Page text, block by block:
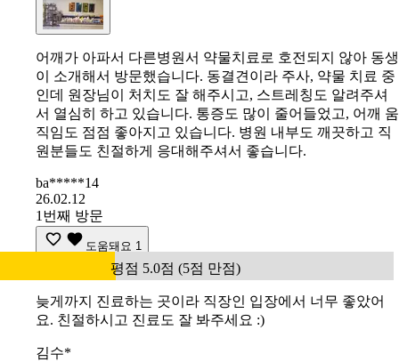
어깨가 아파서 다른병원서 약물치료로 호전되지 않아 동생
이 소개해서 방문했습니다. 동결견이라 주사, 약물 치료 중
인데 원장님이 처치도 잘 해주시고, 스트레칭도 알려주셔
서 열심히 하고 있습니다. 통증도 많이 줄어들었고, 어깨 움
직임도 점점 좋아지고 있습니다. 병원 내부도 깨끗하고 직
원분들도 친절하게 응대해주셔서 좋습니다.
ba*****14
26.02.12
1번째 방문
도움돼요 1
평점 5.0점 (5점 만점)
늦게까지 진료하는 곳이라 직장인 입장에서 너무 좋았어
요. 친절하시고 진료도 잘 봐주세요 :)
김수*